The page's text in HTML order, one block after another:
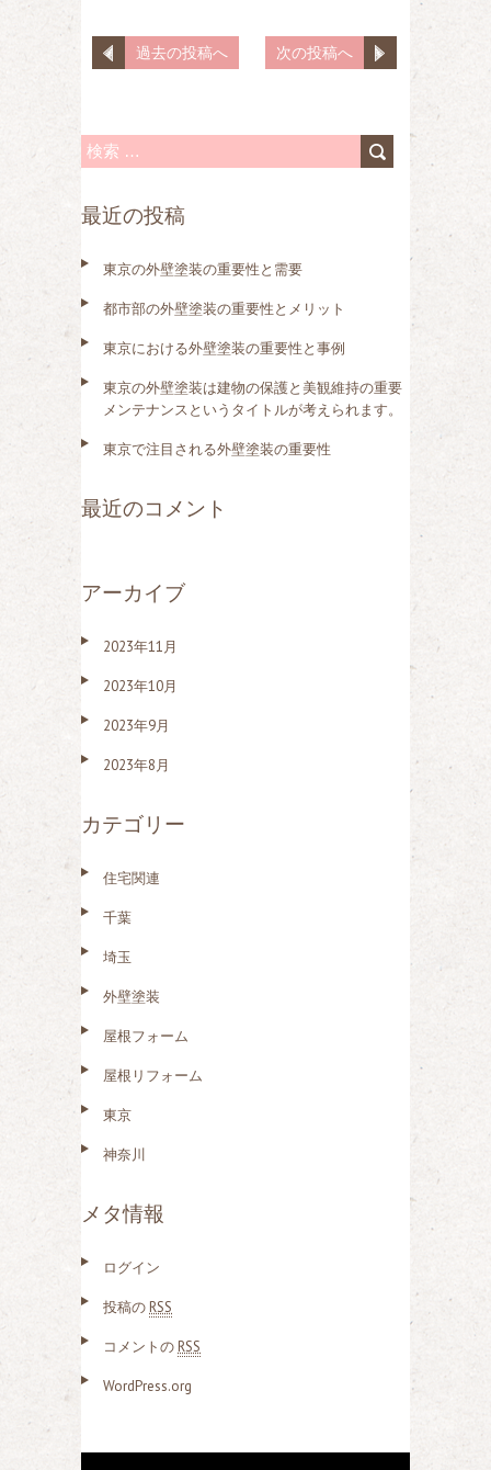
過去の投稿へ 次の投稿へ
検
:最近の投稿
東京の外壁塗装の重要性と需要
都市部の外壁塗装の重要性とメリット
東京における外壁塗装の重要性と事例
東京の外壁塗装は建物の保護と美観維持の重要
メンテナンスというタイトルが考えられます。
東京で注目される外壁塗装の重要性
最近のコメント
アーカイブ
2023年11月
2023年10月
2023年9月
2023年8月
カテゴリー
住宅関連
千葉
埼玉
外壁塗装
屋根フォーム
屋根リフォーム
東京
神奈川
メタ情報
ログイン
投稿のRSS
コメントのRSS
WordPress.org